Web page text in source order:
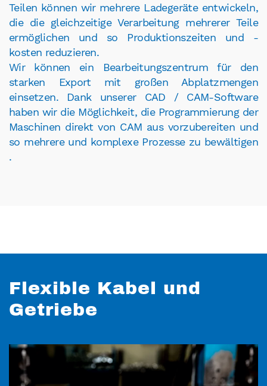
Teilen können wir mehrere Ladegeräte entwickeln,
die die gleichzeitige Verarbeitung mehrerer Teile
ermöglichen und so Produktionszeiten und -
kosten reduzieren.
Wir können ein Bearbeitungszentrum für den
starken Export mit großen Abplatzmengen
einsetzen. Dank unserer CAD / CAM-Software
haben wir die Möglichkeit, die Programmierung der
Maschinen direkt von CAM aus vorzubereiten und
so mehrere und komplexe Prozesse zu bewältigen
.
Flexible Kabel und
Getriebe